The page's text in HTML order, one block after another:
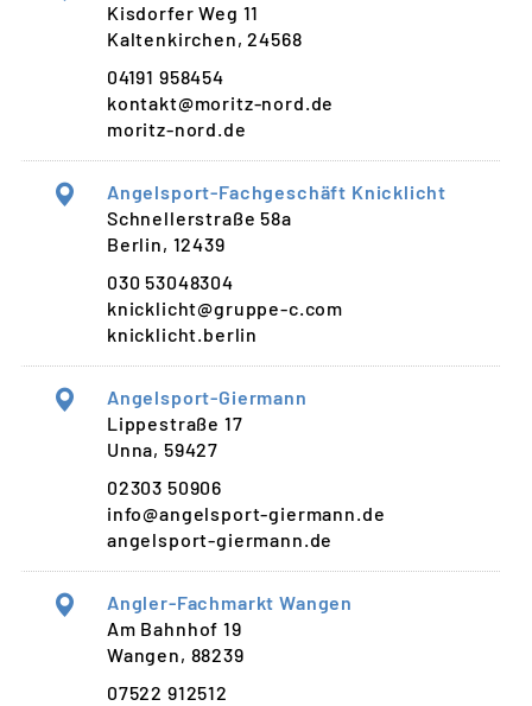
Kisdorfer Weg 11
Kaltenkirchen, 24568
04191 958454
kontakt@moritz-nord.de
moritz-nord.de
Angelsport-Fachgeschäft Knicklicht
Schnellerstraße 58a
Berlin, 12439
030 53048304
knicklicht@gruppe-c.com
knicklicht.berlin
Angelsport-Giermann
Lippestraße 17
Unna, 59427
02303 50906
info@angelsport-giermann.de
angelsport-giermann.de
Angler-Fachmarkt Wangen
Am Bahnhof 19
Wangen, 88239
07522 912512